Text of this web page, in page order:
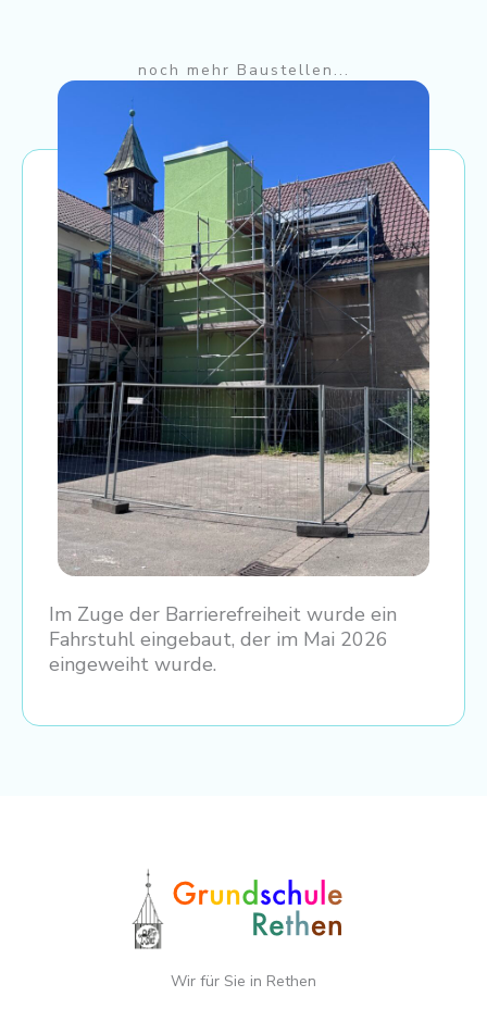
noch mehr Baustellen...
Im Zuge der Barrierefreiheit wurde ein
Fahrstuhl eingebaut, der im Mai 2026
eingeweiht wurde.
Wir für Sie in Rethen